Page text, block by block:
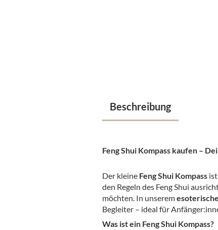
Beschreibung
Feng Shui Kompass kaufen –
Der kleine Feng Shui Kompass
den Regeln des Feng Shui
möchten. In unserem
Begleiter – ideal für
Was ist ein Feng Shui Kompass?